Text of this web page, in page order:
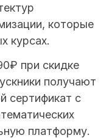
которые
курсах.
при скидке
получают
сертификат с
платформу.